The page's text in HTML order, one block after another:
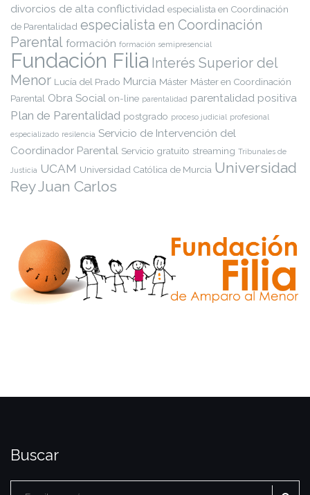
divorcios de alta conflictividad especialista en Coordinación
de Parentalidad especialista en Coordinación
Parental formación formación semipresencial
Fundación Filia Interés Superior del
Menor Lucía del Prado Murcia Máster Máster en Coordinación
Parental Obra Social on-line parentalidad parentalidad positiva
Plan de Parentalidad postgrado proceso judicial profesional
especializado resilencia Servicio de Intervención del
Coordinador Parental Servicio gratuito streaming Tribunales de
Justicia UCAM Universidad Católica de Murcia Universidad
Rey Juan Carlos
Buscar